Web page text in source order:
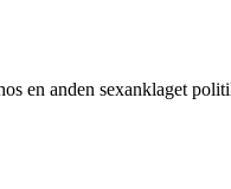
en anden sexanklaget